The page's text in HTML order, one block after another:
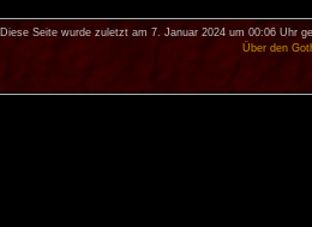
Diese Seite wurde zuletzt am 7. Januar 2024 um 00:06 Uhr
Über den